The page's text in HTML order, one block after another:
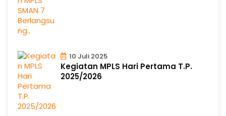
10 Juli 2025
Kegiatan MPLS Hari Pertama T.P.
2025/2026